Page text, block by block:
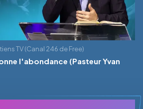
TV (Canal 246 de Free)
l'abondance (Pasteur Yvan